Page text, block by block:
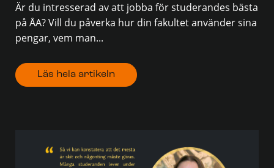
Är du intresserad av att jobba för studerandes bästa
på ÅA? Vill du påverka hur din fakultet använder sina
pengar, vem man...
Läs hela artikeln